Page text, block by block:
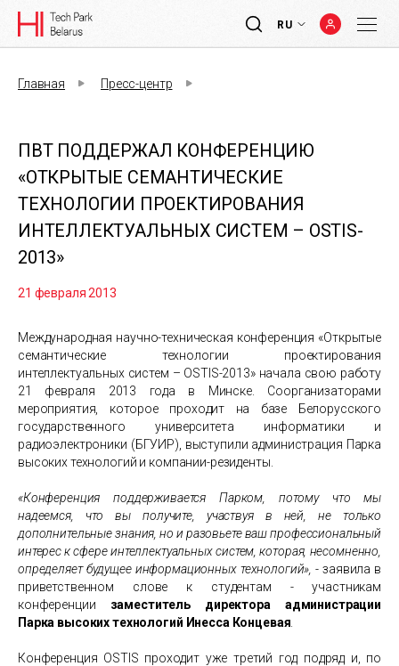
RU
Главная Пресс-центр
ПВТ ПОДДЕРЖАЛ КОНФЕРЕНЦИЮ
«ОТКРЫТЫЕ СЕМАНТИЧЕСКИЕ
ТЕХНОЛОГИИ ПРОЕКТИРОВАНИЯ
ИНТЕЛЛЕКТУАЛЬНЫХ СИСТЕМ – ОSTIS-
2013»
21 февраля 2013
Международная научно-техническая конференция «Открытые
семантические технологии проектирования
интеллектуальных систем – ОSTIS-2013» начала свою работу
21 февраля 2013 года в Минске. Соорганизаторами
мероприятия, которое проходит на базе Белорусского
государственного университета информатики и
радиоэлектроники (БГУИР), выступили администрация Парка
высоких технологий и компании-резиденты.
«Конференция поддерживается Парком, потому что мы
надеемся, что вы получите, участвуя в ней, не только
дополнительные знания, но и разовьете ваш профессиональный
интерес к сфере интеллектуальных систем, которая, несомненно,
определяет будущее информационных технологий», - заявила в
приветственном слове к студентам - участникам
конференции заместитель директора администрации
Парка высоких технологий Инесса Концевая
Конференция ОSTIS проходит уже третий год подряд и, по